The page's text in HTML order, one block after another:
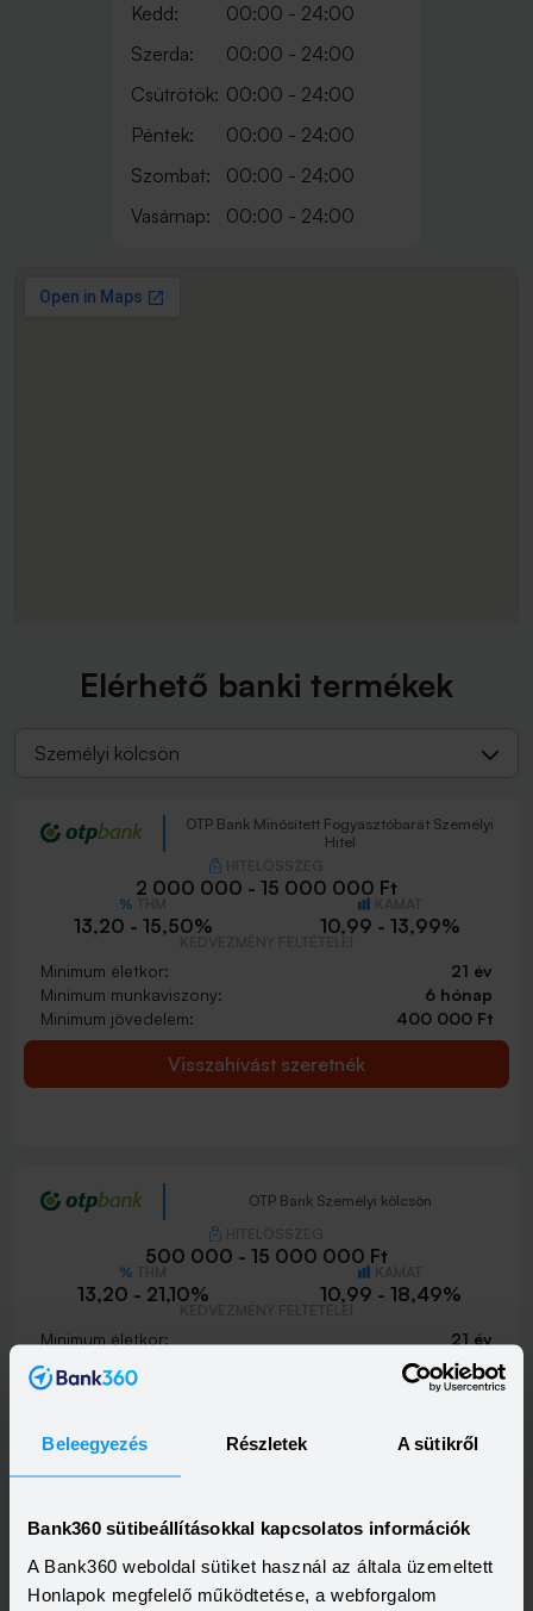
Beleegyezés Részletek A sütikről
Bank360 sütibeállításokkal kapcsolatos információk
A Bank360 weboldal sütiket használ az általa üzemeltett
Honlapok megfelelő működtetése, a webforgalom
Kedd:
00:00 - 24:00
Szerda:
00:00 - 24:00
Csütrötök: 00:00 - 24:00
Péntek:
00:00 - 24:00
Szombat:
00:00 - 24:00
Vasárnap:
00:00 - 24:00
Elérhető banki termékek
Személyi kölcsön
OTP Bank Minősített Fogyasztóbarát Személyi
Hitel
2 000 000 - 15 000 000 Ft
13,20 - 15,50% 10,99 - 13,99%
Minimum életkor:
21 év
Minimum munkaviszony:
6 hónap
Minimum jövedelem:
400 000 Ft
Visszahívást szeretnék
OTP Bank Személyi kölcsön
500 000 - 15 000 000 Ft
13,20 - 21,10% 10,99 - 18,49%
Minimum életkor:
21 év
Minimum munkaviszony:
6 hónap
Minimum jövedelem:
214 000 Ft
Visszahívást szeretnék
OTP Otthon Személyi Kölcsön
HITELÖSSZEG